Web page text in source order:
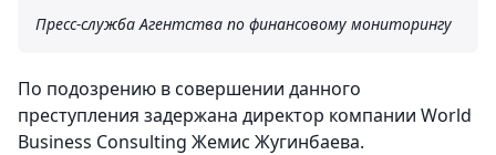
Пресс-служба Агентства по финансовому мониторингу
По подозрению в совершении данного
преступления задержана директор компании World
Business Consulting Жемис Жугинбаева.